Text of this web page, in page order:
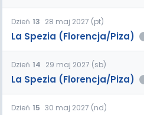
Dzień 13 28 maj 2027 (pt)
La Spezia (Florencja/Piza)
Dzień 14 29 maj 2027 (sb)
La Spezia (Florencja/Piza)
Dzień 15 30 maj 2027 (nd)